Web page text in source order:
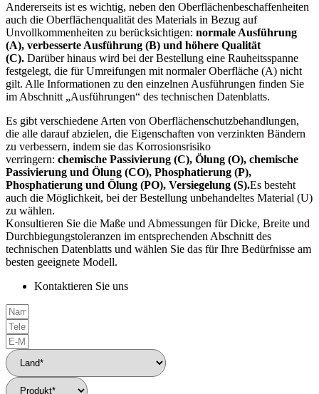
Andererseits ist es wichtig, neben den Oberflächenbeschaffenheiten
auch die Oberflächenqualität des Materials in Bezug auf
Unvollkommenheiten zu berücksichtigen: normale Ausführung
(A), verbesserte Ausführung (B) und höhere Qualität
(C). Darüber hinaus wird bei der Bestellung eine Rauheitsspanne
festgelegt, die für Umreifungen mit normaler Oberfläche (A) nicht
gilt. Alle Informationen zu den einzelnen Ausführungen finden Sie
im Abschnitt „Ausführungen“ des technischen Datenblatts.
Es gibt verschiedene Arten von Oberflächenschutzbehandlungen,
die alle darauf abzielen, die Eigenschaften von verzinkten Bändern
zu verbessern, indem sie das Korrosionsrisiko
verringern: chemische Passivierung (C), Ölung (O), chemische
Passivierung und Ölung (CO), Phosphatierung (P),
Phosphatierung und Ölung (PO), Versiegelung (S).Es besteht
auch die Möglichkeit, bei der Bestellung unbehandeltes Material (U)
zu wählen.
Konsultieren Sie die Maße und Abmessungen für Dicke, Breite und
Durchbiegungstoleranzen im entsprechenden Abschnitt des
technischen Datenblatts und wählen Sie das für Ihre Bedürfnisse am
besten geeignete Modell.
Kontaktieren Sie uns